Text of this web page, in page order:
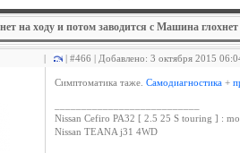
на ходу и потом заводится с Машина
| | #466 | Добавлено: 3 октября 2015
Симптоматика таже. Самодиагностика +
Nissan Cefiro PA32 [ 2.5 25 S touring ] :
Nissan TEANA j31 4WD